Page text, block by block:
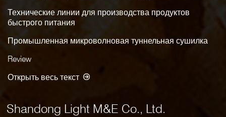
Технические линии для производства продуктов
быстрого питания
Промышленная микроволновая туннельная сушилка
Review
Открыть весь текст
Shandong Light M&E Co., Ltd.